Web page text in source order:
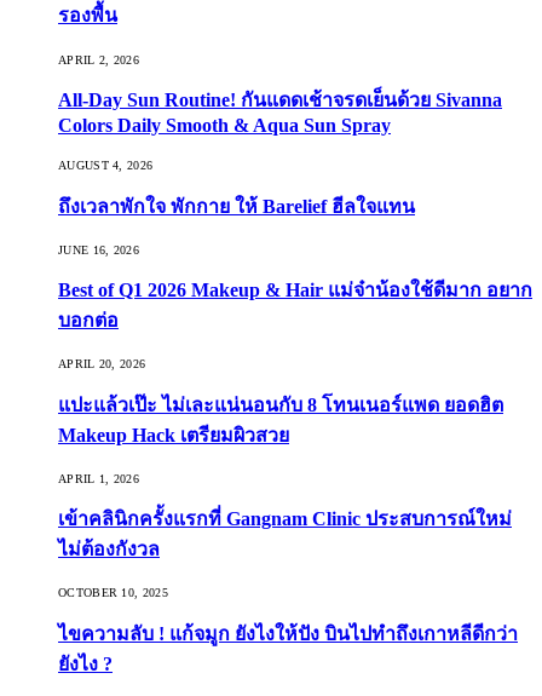
รองพื้น
APRIL 2, 2026
All-Day Sun Routine! กันแดดเช้าจรดเย็นด้วย Sivanna
Colors Daily Smooth & Aqua Sun Spray
AUGUST 4, 2026
ถึงเวลาพักใจ พักกาย ให้ Barelief ฮีลใจแทน
JUNE 16, 2026
Best of Q1 2026 Makeup & Hair แม่จ๋าน้องใช้ดีมาก อยาก
บอกต่อ
APRIL 20, 2026
แปะแล้วเป๊ะ ไม่เละแน่นอนกับ 8 โทนเนอร์แพด ยอดฮิต
Makeup Hack เตรียมผิวสวย
APRIL 1, 2026
เข้าคลินิกครั้งแรกที่ Gangnam Clinic ประสบการณ์ใหม่
ไม่ต้องกังวล
OCTOBER 10, 2025
ไขความลับ ! แก้จมูก ยังไงให้ปัง บินไปทำถึงเกาหลีดีกว่า
ยังไง ?